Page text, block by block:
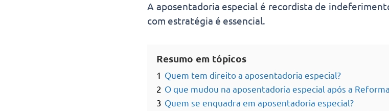
A aposentadoria especial é recordista de
com estratégia é essencial.
Resumo em tópicos
1 Quem tem direito a aposentadoria especial?
2 O que mudou na aposentadoria especial após a
3 Quem se enquadra em aposentadoria especial?